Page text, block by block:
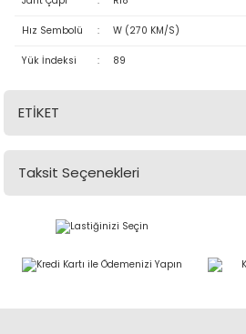
Hız Sembolü : W (270 KM/S)
Yük İndeksi : 89
ETİKET
Taksit Seçenekleri